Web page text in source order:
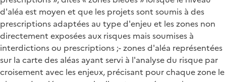
d'aléa est moyen et que les projets sont soumis à des
prescriptions adaptées au type d'enjeu et les zones non
directement exposées aux risques mais soumises à
interdictions ou prescriptions ;- zones d'aléa représentées
sur la carte des aléas ayant servi à l'analyse du risque par
croisement avec les enjeux, précisant pour chaque zone le